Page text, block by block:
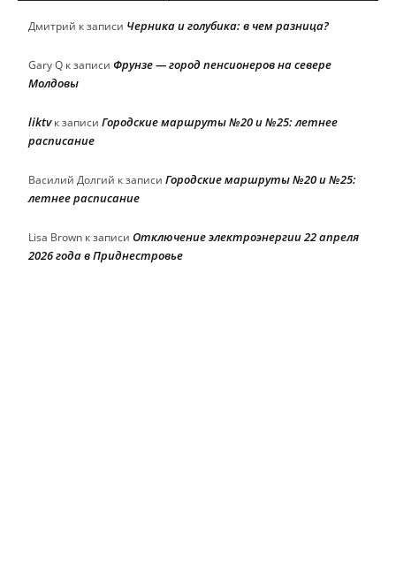
Дмитрий к записи Черника и голубика: в чем разница?
Gary Q к записи Фрунзе — город пенсионеров на севере
Молдовы
liktvк записи Городские маршруты №20 и №25: летнее
расписание
Василий Долгий к записи Городские маршруты №20 и №25:
летнее расписание
Lisa Brown к записи Отключение электроэнергии 22 апреля
2026 года в Приднестровье